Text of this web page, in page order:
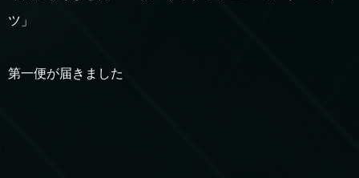
ツ」
第一便が届きました